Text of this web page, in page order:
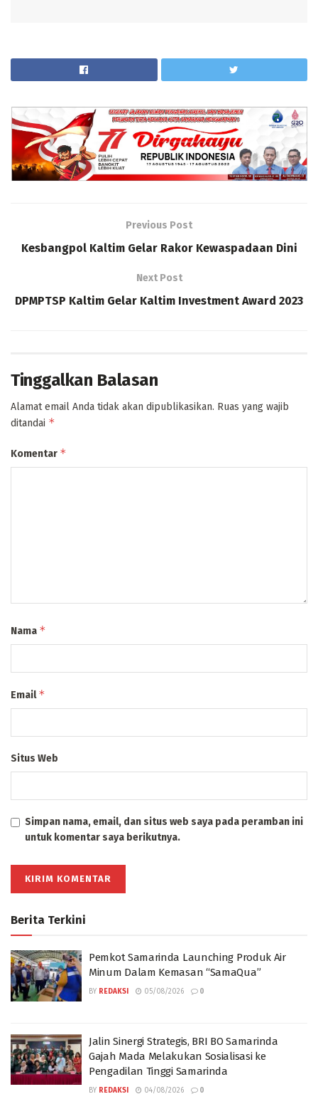
Previous Post
Kesbangpol Kaltim Gelar Rakor Kewaspadaan Dini
Next Post
DPMPTSP Kaltim Gelar Kaltim Investment Award 2023
Tinggalkan Balasan
Alamat email Anda tidak akan dipublikasikan. Ruas yang wajib
ditandai *
Komentar *
Nama *
Email*
Situs Web
Simpan nama, email, dan situs web saya pada peramban ini
untuk komentar saya berikutnya.
Berita Terkini
Pemkot Samarinda Launching Produk Air
Minum Dalam Kemasan “SamaQua”
BY REDAKSI 05/08/2026 0
Jalin Sinergi Strategis, BRI BO Samarinda
Gajah Mada Melakukan Sosialisasi ke
Pengadilan Tinggi Samarinda
BY REDAKSI 04/08/2026 0